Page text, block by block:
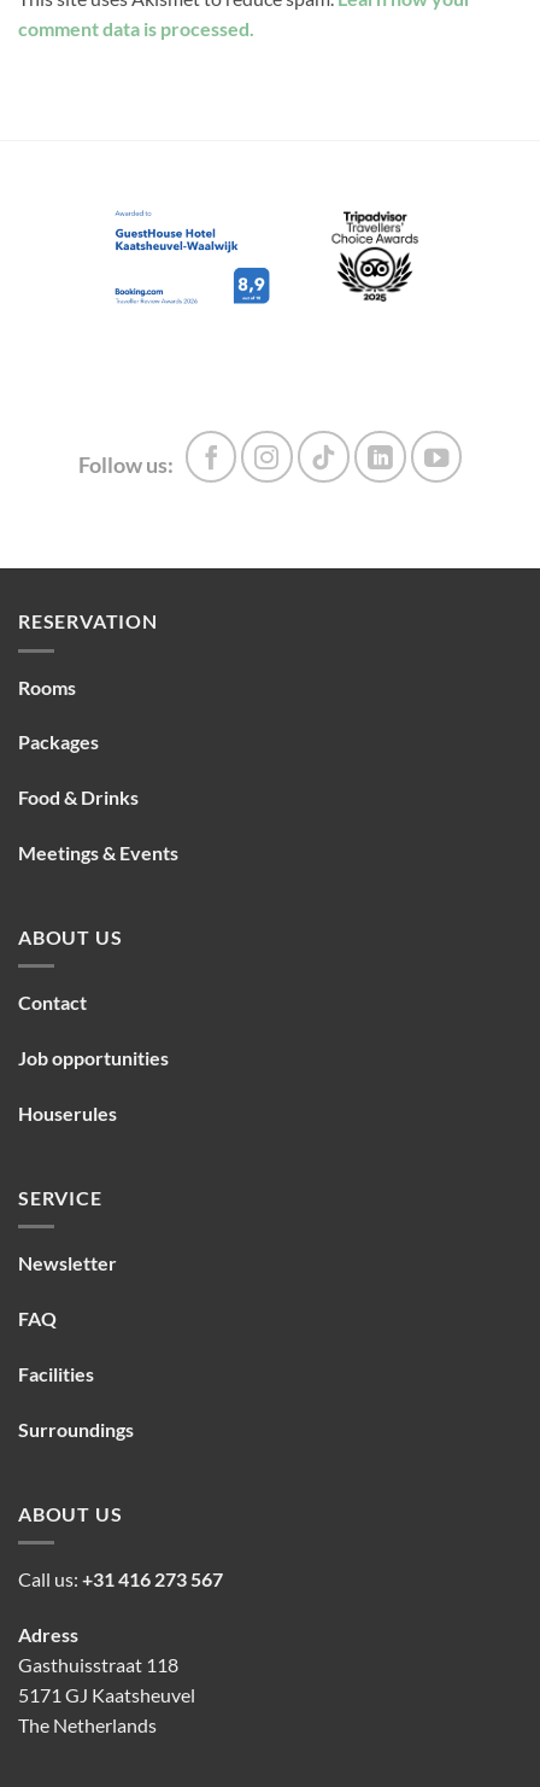
comment data is processed.
Follow us:
RESERVATION
Rooms
Packages
Food & Drinks
Meetings & Events
ABOUT US
Contact
Job opportunities
Houserules
SERVICE
Newsletter
FAQ
Facilities
Surroundings
ABOUT US
Call us: +31 416 273 567
Adress
Gasthuisstraat 118
5171 GJ Kaatsheuvel
The Netherlands